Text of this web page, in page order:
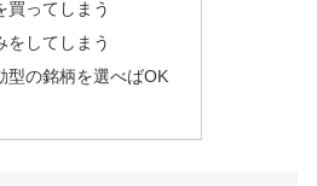
買ってしまう
をしてしまう
型の銘柄を選べばOK